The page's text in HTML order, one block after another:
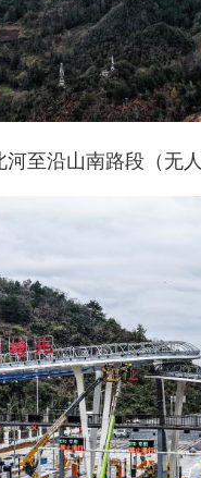
至沿山南路段（无